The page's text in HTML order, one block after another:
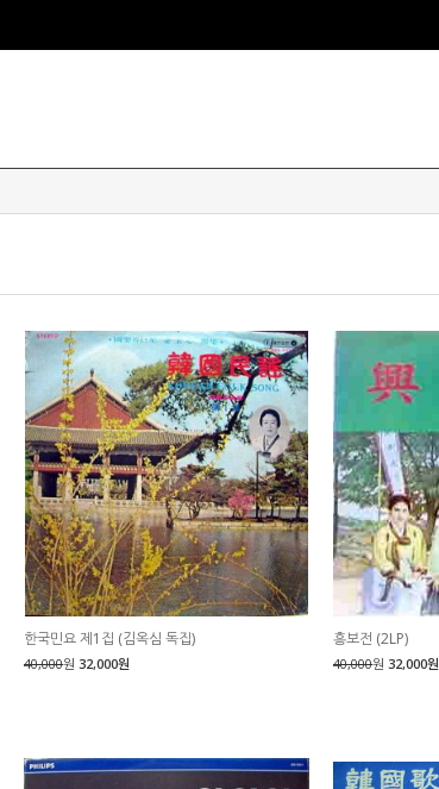
한국민요 제1집 (김옥심 독집)
40,000원 32,000원
흥보전 (2LP)
40,000원 32,000원